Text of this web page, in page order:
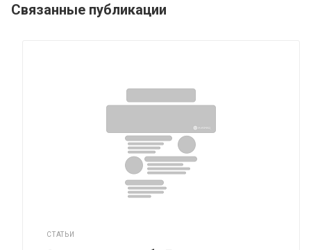
Связанные публикации
СТАТЬИ